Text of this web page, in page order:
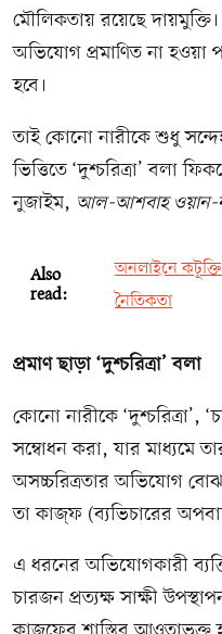
মৌলিকতায় রয়েছে
অভিযোগ প্রমাণিত না হওয়া
হবে।
তাই কোনো নারীকে শুধু
ভিত্তিতে ‘দুশ্চরিত্রা’ বলা
নুজাইম, আল-আশবাহ ওয়ান-
Also
read:
অনলাইনে
নৈতিকতা
প্রমাণ ছাড়া ‘দুশ্চরিত্রা’ বলা
কোনো নারীকে ‘দুশ্চরিত্রা’,
সম্বোধন করা, যার মাধ্যমে
অসচ্চরিত্রতার অভিযোগ
তা কাজ্‌ফ (ব্যভিচারের
এ ধরনের অভিযোগকারী
চারজন প্রত্যক্ষ সাক্ষী